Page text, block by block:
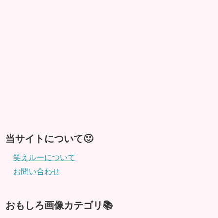
当サイトについて🙂
笑えルーについて
お問い合わせ
おもしろ画像カテゴリ📚